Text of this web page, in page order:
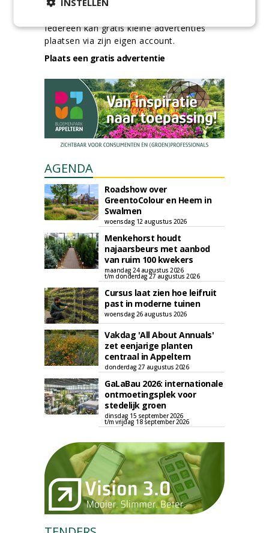
GREEN OUTLET
Iedereen kan gratis kleine advertenties
plaatsen via zijn eigen account.
Plaats een gratis advertentie
AGENDA
Roadshow over
GreentoColour en Heem in
Swalmen
woensdag 12 augustus 2026
Menkehorst houdt
najaarsbeurs met aanbod
van ruim 100 kwekers
maandag 24 augustus 2026
t/m donderdag 27 augustus 2026
Cursus laat zien hoe leifruit
past in moderne tuinen
woensdag 26 augustus 2026
Vakdag 'All About Annuals'
zet eenjarige planten
centraal in Appeltern
donderdag 27 augustus 2026
GaLaBau 2026: internationale
ontmoetingsplek voor
stedelijk groen
dinsdag 15 september 2026
t/m vrijdag 18 september 2026